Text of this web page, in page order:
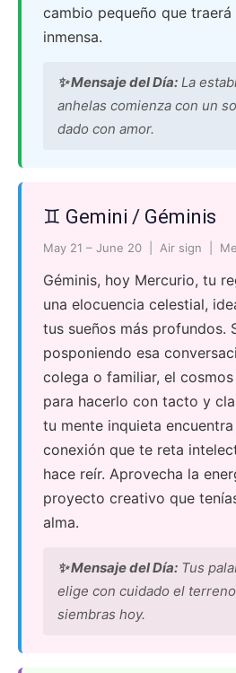
cambio pequeño que traerá
inmensa.
✨ Mensaje del Día: La
anhelas comienza con un
dado con amor.
♊ Gemini / Géminis
May 21 – June 20 | Air sign |
Géminis, hoy Mercurio, tu
una elocuencia celestial,
tus sueños más profundos.
posponiendo esa
colega o familiar, el
para hacerlo con tacto y
tu mente inquieta
conexión que te reta
hace reír. Aprovecha la
proyecto creativo que
alma.
✨ Mensaje del Día: Tus
elige con cuidado el
siembras hoy.